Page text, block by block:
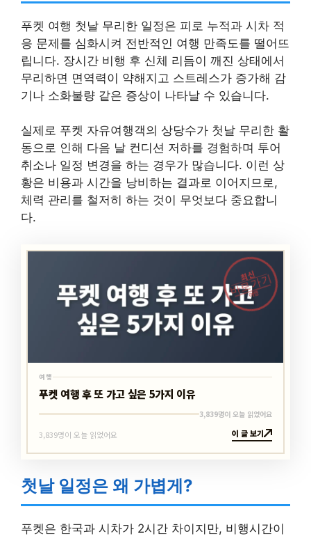
푸켓 여행 첫날 무리한 일정은 피로 누적과 시차 적
응 문제를 심화시켜 전반적인 여행 만족도를 떨어뜨
립니다. 장시간 비행 후 신체 리듬이 깨진 상태에서
무리하면 면역력이 약해지고 스트레스가 증가해 감
기나 소화불량 같은 증상이 나타날 수 있습니다.
실제로 푸켓 자유여행객의 상당수가 첫날 무리한 활
동으로 인해 다음 날 컨디션 저하를 경험하며 투어
취소나 일정 변경을 하는 경우가 많습니다. 이런 상
황은 비용과 시간을 낭비하는 결과로 이어지므로,
체력 관리를 철저히 하는 것이 무엇보다 중요합니
다.
최신
바로가기
여행
여행
푸켓 여행 후 또 가고 싶은 5가지 이유
3,839명이 오늘 읽었어요
3,839명이 오늘 읽었어요 이 글 보기
첫날 일정은 왜 가볍게?
푸켓은 한국과 시차가 2시간 차이지만, 비행시간이